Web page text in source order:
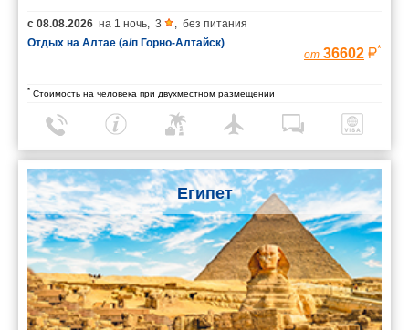
с 08.08.2026 на 1 ночь, 3 , без питания
Отдых на Алтае (а/п Горно-Алтайск)
от 36602 *
* Стоимость на человека при двухместном размещении
Египет